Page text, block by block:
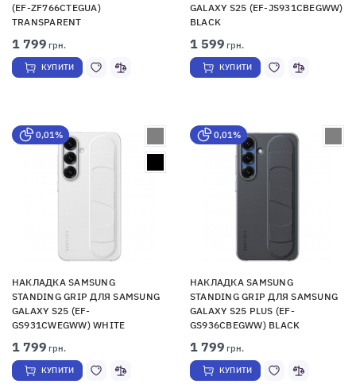
(EF-ZF766CTEGUA)
TRANSPARENT
1 799 грн.
КУПИТИ
GALAXY S25 (EF-JS931CBEGWW)
BLACK
1 599 грн.
КУПИТИ
0,01%
НАКЛАДКА SAMSUNG
STANDING GRIP ДЛЯ SAMSUNG
GALAXY S25 (EF-
GS931CWEGWW) WHITE
1 799 грн.
КУПИТИ
0,01%
НАКЛАДКА SAMSUNG
STANDING GRIP ДЛЯ SAMSUNG
GALAXY S25 PLUS (EF-
GS936CBEGWW) BLACK
1 799 грн.
КУПИТИ